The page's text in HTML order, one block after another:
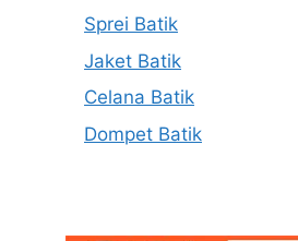
Sprei Batik
Jaket Batik
Celana Batik
Dompet Batik